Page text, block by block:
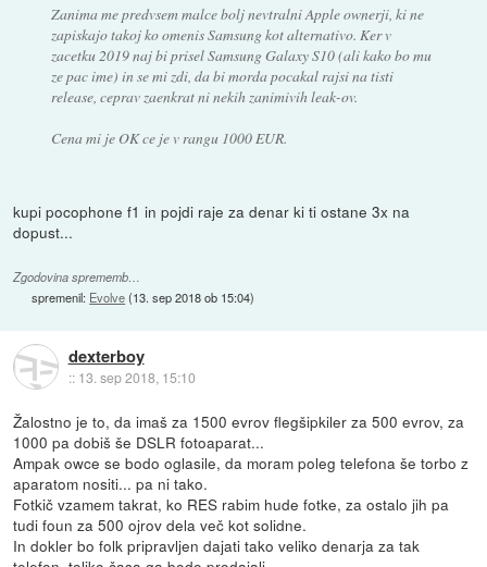
Zanima me predvsem malce bolj nevtralni Apple ownerji, ki ne
zapiskajo takoj ko omenis Samsung kot alternativo. Ker v
zacetku 2019 naj bi prisel Samsung Galaxy S10 (ali kako bo mu
ze pac ime) in se mi zdi, da bi morda pocakal rajsi na tisti
release, ceprav zaenkrat ni nekih zanimivih leak-ov.
Cena mi je OK ce je v rangu 1000 EUR.
kupi pocophone f1 in pojdi raje za denar ki ti ostane 3x na
dopust...
Zgodovina sprememb…
spremenil: Evolve(13. sep 2018 ob 15:04)
dexterboy
:: 13. sep 2018, 15:10
Žalostno je to, da imaš za 1500 evrov flegšipkiler za 500 evrov, za
1000 pa dobiš še DSLR fotoaparat...
Ampak owce se bodo oglasile, da moram poleg telefona še torbo z
aparatom nositi... pa ni tako.
Fotkič vzamem takrat, ko RES rabim hude fotke, za ostalo jih pa
tudi foun za 500 ojrov dela več kot solidne.
In dokler bo folk pripravljen dajati tako veliko denarja za tak